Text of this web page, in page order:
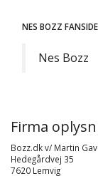
NES BOZZ FANSIDE
Nes Bozz
Firma
Bozz.dk v/ Martin
Hedegårdvej 35
7620 Lemvig